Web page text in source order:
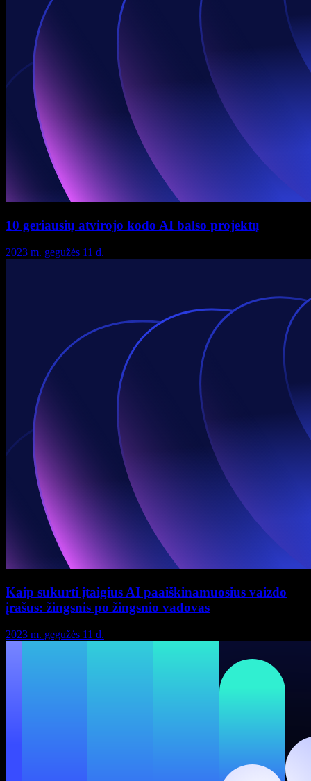
10 geriausių atvirojo kodo AI balso projektų
2023 m. gegužės 11 d.
Kaip sukurti įtaigius AI paaiškinamuosius vaizdo
įrašus: žingsnis po žingsnio vadovas
2023 m. gegužės 11 d.